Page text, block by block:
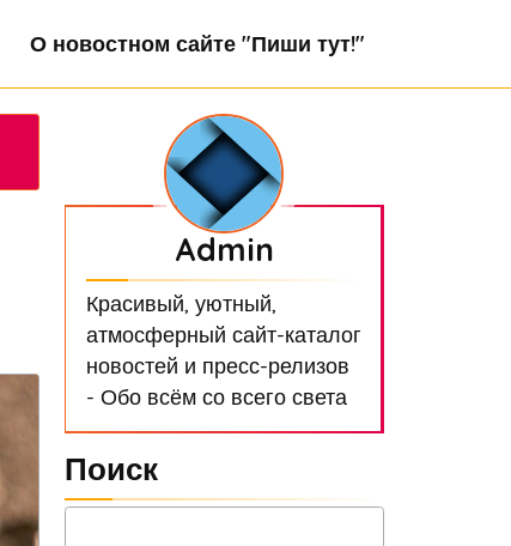
О новостном сайте "Пиши тут!"
Admin
Красивый, уютный,
атмосферный сайт-каталог
новостей и пресс-релизов
- Обо всём со всего света
Поиск